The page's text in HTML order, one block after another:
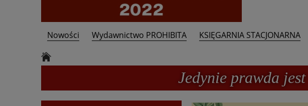
Nowości Wydawnictwo PROHIBITA KSIĘGARNIA STACJONARNA
Kontakt
Jedynie prawda